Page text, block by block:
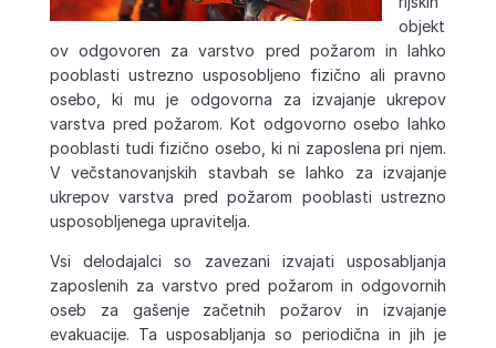
objekt
ov odgovoren za varstvo pred požarom in lahko
pooblasti ustrezno usposobljeno fizično ali pravno
osebo, ki mu je odgovorna za izvajanje ukrepov
varstva pred požarom. Kot odgovorno osebo lahko
pooblasti tudi fizično osebo, ki ni zaposlena pri njem.
V večstanovanjskih stavbah se lahko za izvajanje
ukrepov varstva pred požarom pooblasti ustrezno
usposobljenega upravitelja.
Vsi delodajalci so zavezani izvajati usposabljanja
zaposlenih za varstvo pred požarom in odgovornih
oseb za gašenje začetnih požarov in izvajanje
evakuacije. Ta usposabljanja so periodična in jih je